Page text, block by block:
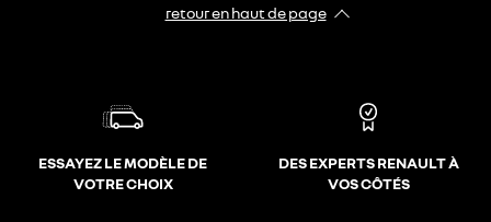
retour en haut de page​
ESSAYEZ LE MODÈLE DE
VOTRE CHOIX
DES EXPERTS RENAULT À
VOS CÔTÉS